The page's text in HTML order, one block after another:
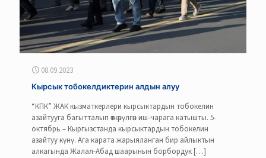
08.09.2023
Кырсык тобокелдиктерин алдын алуу
“КПК” ЖАК кызматкерлери кырсыктардын тобокелин
азайтууга багытталып өткөрүлгөн иш-чарага катышты. 5-
октябрь – Кыргызстанда кырсыктардын тобокелин
азайтуу күнү. Ага карата жарыяланган бир айлыктын
алкагында Жалал-Абад шаарынын борбордук […]